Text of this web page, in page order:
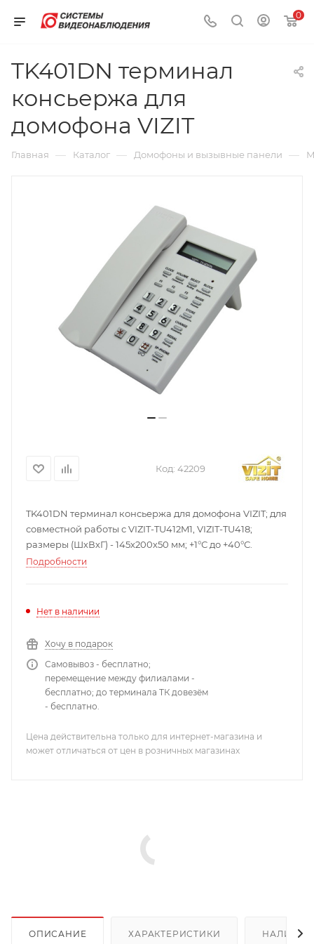
0
TK401DN терминал
консьержа для
домофона VIZIT
Главная — Каталог — Домофоны и вызывные панели —
Код: 42209
TK401DN терминал консьержа для домофона VIZIT; для
совместной работы с VIZIT-TU412M1, VIZIT-TU418;
размеры (ШхВхГ) - 145х200х50 мм; +1°С до +40°С.
Подробности
Нет в наличии
Хочу в подарок
Самовывоз - бесплатно;
перемещение между филиалами -
бесплатно; до терминала ТК довезём
- бесплатно.
Цена действительна только для интернет-магазина и
может отличаться от цен в розничных магазинах
ОПИСАНИЕ ХАРАКТЕРИСТИКИ НАЛИЧИЕ